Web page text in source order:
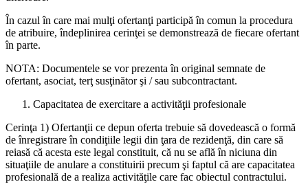
În cazul în care mai mulţi ofertanţi participă în comun la procedura
de atribuire, îndeplinirea cerinţei se demonstrează de fiecare ofertant
în parte.
NOTA: Documentele se vor prezenta în original semnate de
ofertant, asociat, terţ susţinător şi / sau subcontractant.
Capacitatea de exercitare a activităţii profesionale
Cerinţa 1) Ofertanţii ce depun oferta trebuie să dovedească o formă
de înregistrare în condiţiile legii din ţara de rezidenţă, din care să
reiasă că acesta este legal constituit, că nu se află în niciuna din
situaţiile de anulare a constituirii precum şi faptul că are capacitatea
profesională de a realiza activităţile care fac obiectul contractului.